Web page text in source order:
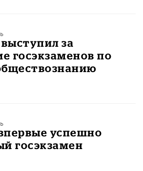
за
госэкзаменов по
успешно
госэкзамен